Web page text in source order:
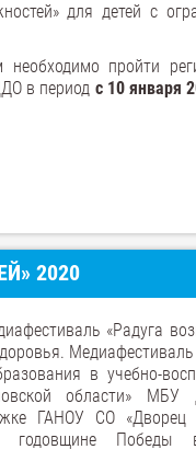
для детей с
пройти
в период с 10 января
2020
«Радуга
Медиафестиваль
в учебно-
области»
ГАНОУ СО «Дворец
годовщине Победы